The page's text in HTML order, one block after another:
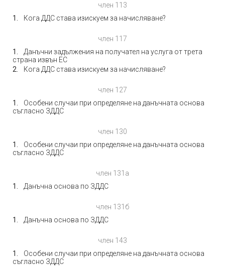
член 113
Кога ДДС става изискуем за начисляване?
член 117
Данъчни задължения на получател на услуга от трета
страна извън ЕС
Кога ДДС става изискуем за начисляване?
член 127
Особени случаи при определяне на данъчната основа
съгласно ЗДДС
член 130
Особени случаи при определяне на данъчната основа
съгласно ЗДДС
член 131а
Данъчна основа по ЗДДС
член 131б
Данъчна основа по ЗДДС
член 143
Особени случаи при определяне на данъчната основа
съгласно ЗДДС